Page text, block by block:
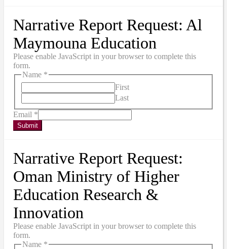
Narrative Report Request: Al
Maymouna Education
Please enable JavaScript in your browser to complete this
form.
Name *
First
Last
Email *
Submit
Narrative Report Request:
Oman Ministry of Higher
Education Research &
Innovation
Please enable JavaScript in your browser to complete this
form.
Name *